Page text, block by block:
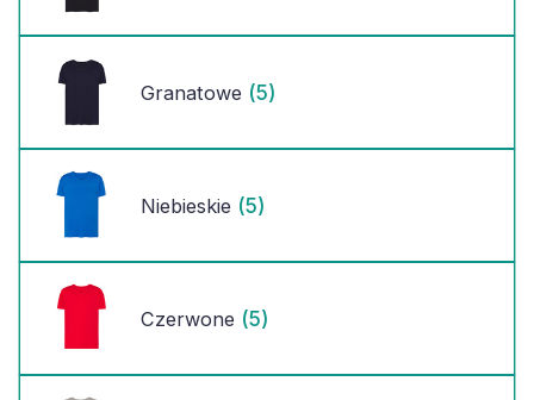
Granatowe (5)
Niebieskie (5)
Czerwone (5)